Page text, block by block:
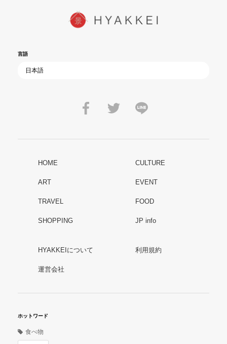
言語
HOME CULTURE
ART EVENT
TRAVEL FOOD
SHOPPING JP info
HYAKKEIについて 利用規約
運営会社
ホットワード
食べ物